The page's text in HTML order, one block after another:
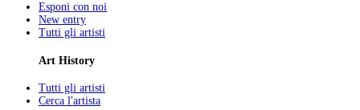
Esponi con noi
New entry
Tutti gli artisti
Art History
Tutti gli artisti
Cerca l'artista